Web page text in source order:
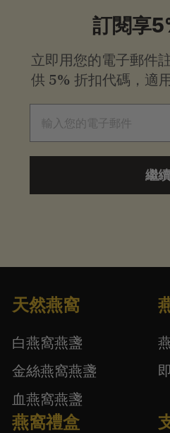
訂閱享
立即用您的電子郵件
供 5% 折扣代碼，適
繼續
天然燕窩
白燕窩燕盞
金絲燕窩燕盞
血燕窩燕盞
燕窩禮盒